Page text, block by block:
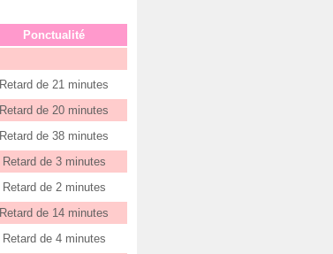
Ponctualité
Retard de 21 minutes
Retard de 20 minutes
Retard de 38 minutes
Retard de 3 minutes
Retard de 2 minutes
Retard de 14 minutes
Retard de 4 minutes